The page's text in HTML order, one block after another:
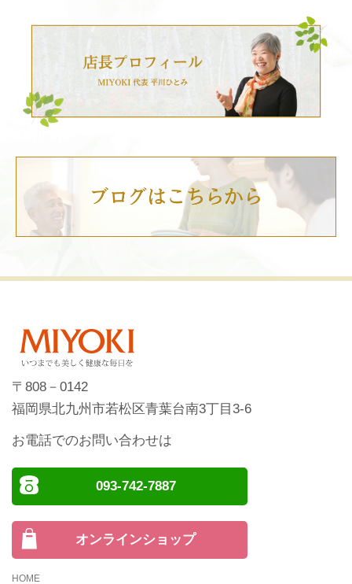
〒808－0142
福岡県北九州市若松区青葉台南3丁目3-6
お電話でのお問い合わせは
093-742-7887
オンラインショップ
HOME